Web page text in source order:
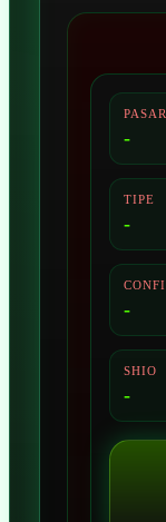
-
TIPE
-
-
SHIO
-